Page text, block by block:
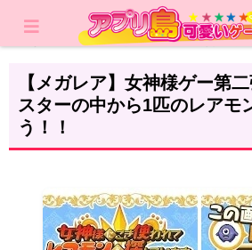
レビュー カジュア
【メガレア】女神様ゲー第
スターの中から1匹のレアモ
う！！